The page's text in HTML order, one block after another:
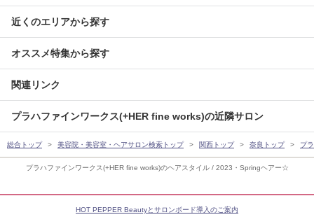
プラハファインワークス(+HER fine works)のヘアスタイル / 2023・Springヘアー☆
近くのエリアから探す
オススメ特集から探す
関連リンク
プラハファインワークス(+HER fine works)の近隣サロン
総合トップ 美容院・美容室・ヘアサロン検索トップ 関西トップ 奈良トップ プ
HOT PEPPER Beautyとサロンボード導入のご案内